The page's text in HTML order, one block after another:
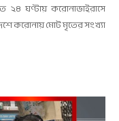
ঘণ্টায় করোনাভাইরাসে
করোনায় মোট মৃতের সংখ্যা